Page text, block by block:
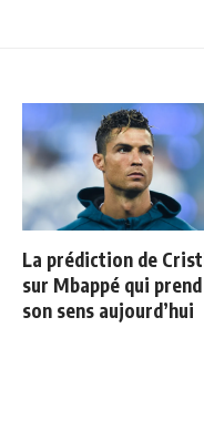
La prédiction de
sur Mbappé qui
son sens aujourd’hui